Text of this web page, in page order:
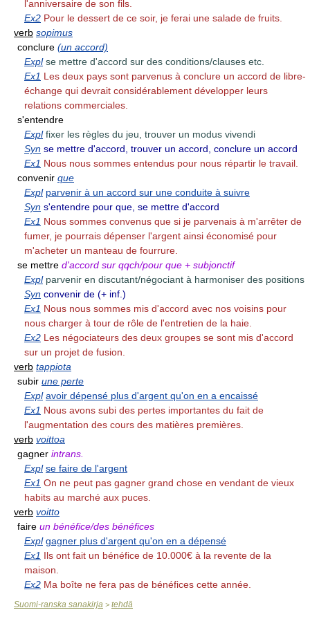
l'anniversaire de son fils.
Ex2 Pour le dessert de ce soir, je ferai une salade de fruits.
verb sopimus
conclure (un accord)
Expl se mettre d'accord sur des conditions/clauses etc.
Ex1 Les deux pays sont parvenus à conclure un accord de libre-
échange qui devrait considérablement développer leurs
relations commerciales.
s'entendre
Expl fixer les règles du jeu, trouver un modus vivendi
Syn se mettre d'accord, trouver un accord, conclure un accord
Ex1 Nous nous sommes entendus pour nous répartir le travail.
convenir que
Expl parvenir à un accord sur une conduite à suivre
Syn s'entendre pour que, se mettre d'accord
Ex1 Nous sommes convenus que si je parvenais à m'arrêter de
fumer, je pourrais dépenser l'argent ainsi économisé pour
m'acheter un manteau de fourrure.
se mettre d'accord sur qqch/pour que + subjonctif
Expl parvenir en discutant/négociant à harmoniser des positions
Syn convenir de (+ inf.)
Ex1 Nous nous sommes mis d'accord avec nos voisins pour
nous charger à tour de rôle de l'entretien de la haie.
Ex2 Les négociateurs des deux groupes se sont mis d'accord
sur un projet de fusion.
verb tappiota
subir une perte
Expl avoir dépensé plus d'argent qu'on en a encaissé
Ex1 Nous avons subi des pertes importantes du fait de
l'augmentation des cours des matières premières.
verb voittoa
gagner intrans.
Expl se faire de l'argent
Ex1 On ne peut pas gagner grand chose en vendant de vieux
habits au marché aux puces.
verb voitto
faire un bénéfice/des bénéfices
Expl gagner plus d'argent qu'on en a dépensé
Ex1 Ils ont fait un bénéfice de 10.000€ à la revente de la
maison.
Ex2 Ma boîte ne fera pas de bénéfices cette année.
Suomi-ranska sanakirja > tehdä